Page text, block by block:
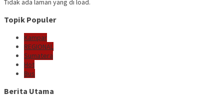
Tidak ada laman yang di load.
Topik Populer
Kampar
REGIONAL
Sumatera
Hot
Bus
Berita Utama